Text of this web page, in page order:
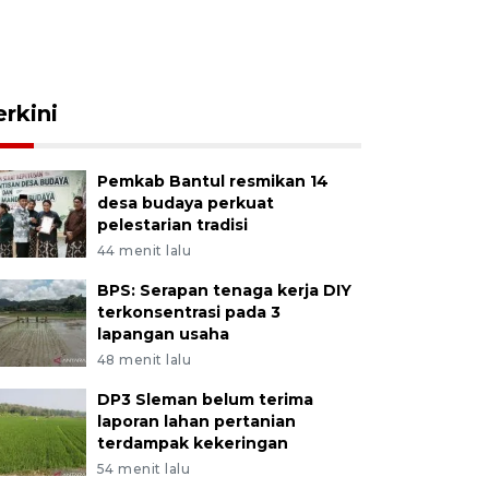
Pemkab Bantul resmikan 14
desa budaya perkuat
pelestarian tradisi
44 menit lalu
BPS: Serapan tenaga kerja DIY
terkonsentrasi pada 3
lapangan usaha
48 menit lalu
DP3 Sleman belum terima
laporan lahan pertanian
terdampak kekeringan
54 menit lalu